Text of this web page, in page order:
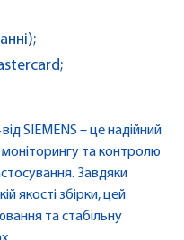
SIEMENS – це надійний
та контролю
Завдяки
якості збірки, цей
та стабільну